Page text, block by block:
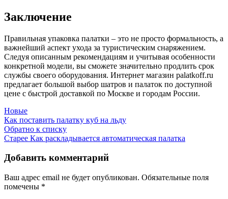
Заключение
Правильная упаковка палатки – это не просто формальность, а
важнейший аспект ухода за туристическим снаряжением.
Следуя описанным рекомендациям и учитывая особенности
конкретной модели, вы сможете значительно продлить срок
службы своего оборудования. Интернет магазин palatkoff.ru
предлагает большой выбор шатров и палаток по доступной
цене с быстрой доставкой по Москве и городам России.
Новые
Как поставить палатку куб на льду
Обратно к списку
Старее Как раскладывается автоматическая палатка
Добавить комментарий
Ваш адрес email не будет опубликован. Обязательные поля
помечены *